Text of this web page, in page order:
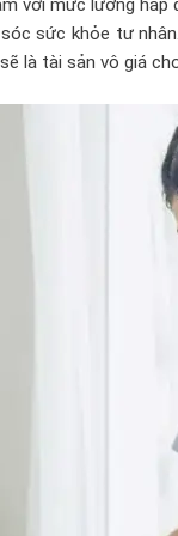
với mức lương hấp
sức khỏe tư
là tài sản vô giá